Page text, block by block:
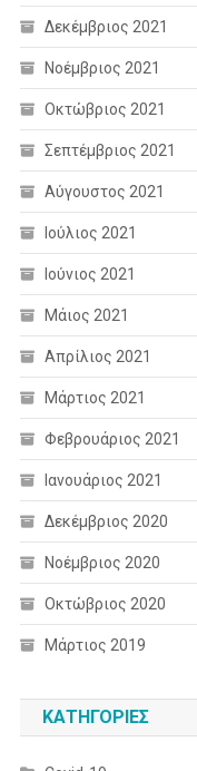
Δεκέμβριος 2021
Νοέμβριος 2021
Οκτώβριος 2021
Σεπτέμβριος 2021
Αύγουστος 2021
Ιούλιος 2021
Ιούνιος 2021
Μάιος 2021
Απρίλιος 2021
Μάρτιος 2021
Φεβρουάριος 2021
Ιανουάριος 2021
Δεκέμβριος 2020
Νοέμβριος 2020
Οκτώβριος 2020
Μάρτιος 2019
KΑΤΗΓΟΡΊΕΣ